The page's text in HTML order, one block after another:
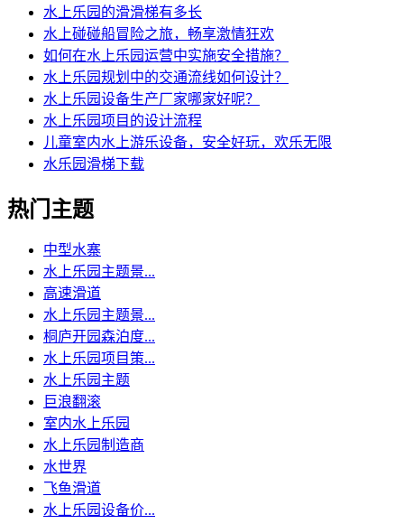
水上乐园的滑滑梯有多长
水上碰碰船冒险之旅，畅享激情狂欢
如何在水上乐园运营中实施安全措施？
水上乐园规划中的交通流线如何设计？
水上乐园设备生产厂家哪家好呢？
水上乐园项目的设计流程
儿童室内水上游乐设备，安全好玩，欢乐无限
水乐园滑梯下载
热门主题
中型水寨
水上乐园主题景...
高速滑道
水上乐园主题景...
桐庐开园森泊度...
水上乐园项目策...
水上乐园主题
巨浪翻滚
室内水上乐园
水上乐园制造商
水世界
飞鱼滑道
水上乐园设备价...